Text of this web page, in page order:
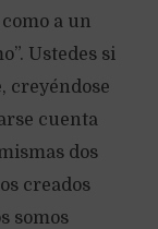
a un
Ustedes si
creyéndose
cuenta
dos
creados
somos